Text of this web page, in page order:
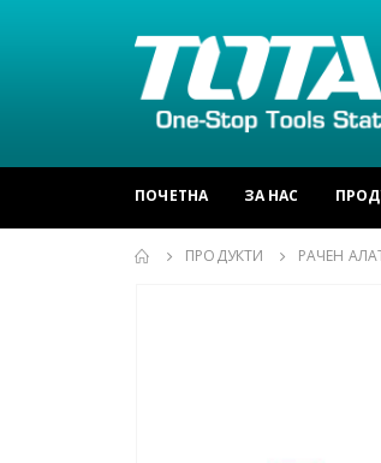
ПОЧЕТНА ЗА НАС
ПРОДУКТИ РАЧЕН